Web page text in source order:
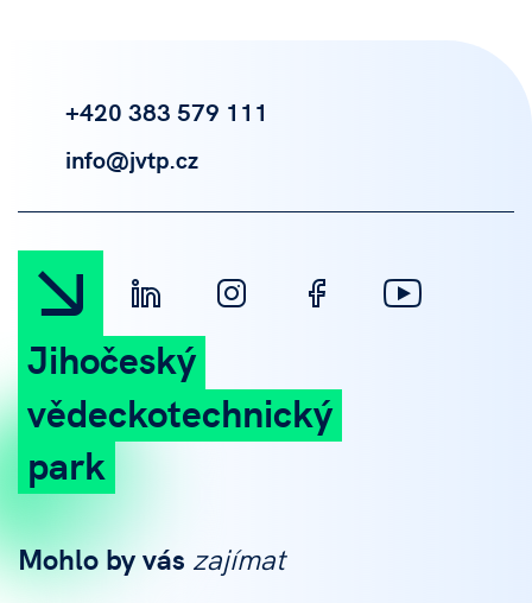
+420 383 579 111
info@jvtp.cz
Jihočeský
vědeckotechnický
park
Mohlo by vás zajímat